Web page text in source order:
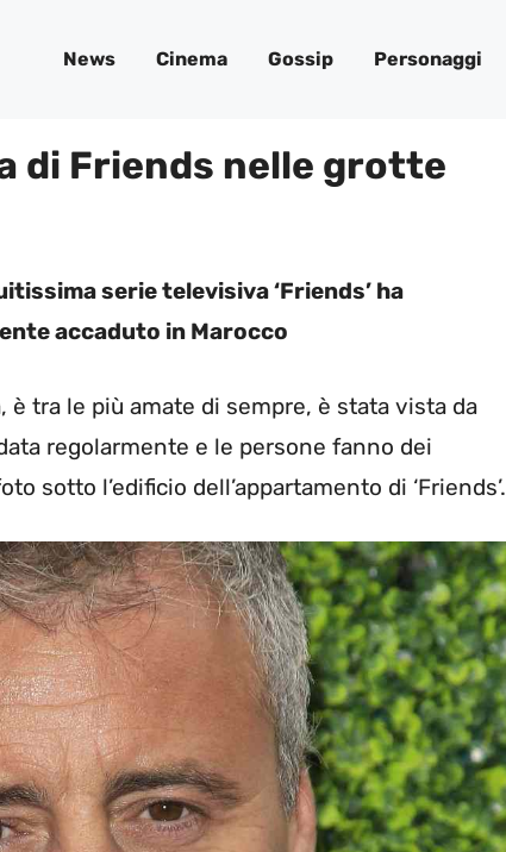
News Cinema Gossip Personaggi
di Friends nelle grotte
serie televisiva ‘Friends’ ha
accaduto in Marocco
è tra le più amate di sempre, è stata vista da
regolarmente e le persone fanno dei
sotto l’edificio dell’appartamento di ‘Friends’.